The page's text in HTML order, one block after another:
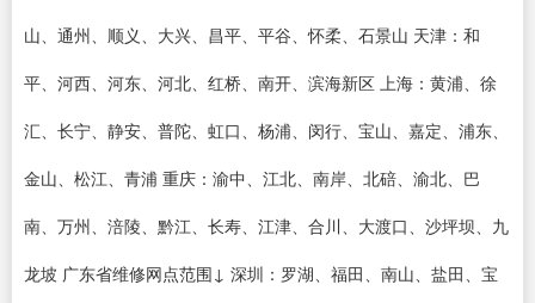
山、通州、顺义、大兴、昌平、平谷、怀柔、石景山 天津：和
平、河西、河东、河北、红桥、南开、滨海新区 上海：黄浦、徐
汇、长宁、静安、普陀、虹口、杨浦、闵行、宝山、嘉定、浦东、
金山、松江、青浦 重庆：渝中、江北、南岸、北碚、渝北、巴
南、万州、涪陵、黔江、长寿、江津、合川、大渡口、沙坪坝、九
龙坡 广东省维修网点范围↓ 深圳：罗湖、福田、南山、盐田、宝